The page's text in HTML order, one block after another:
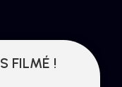
FILMÉ !